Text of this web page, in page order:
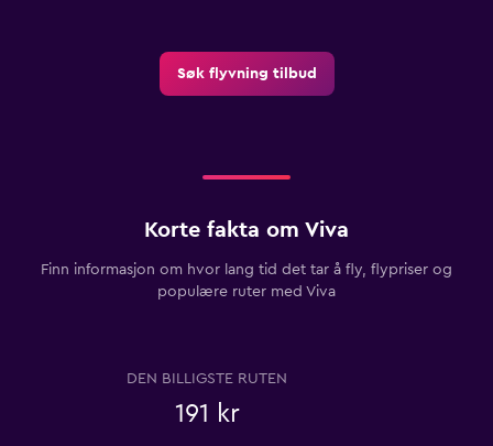
Søk flyvning tilbud
Korte fakta om Viva
Finn informasjon om hvor lang tid det tar å fly, flypriser og
populære ruter med Viva
DEN BILLIGSTE RUTEN
191 kr